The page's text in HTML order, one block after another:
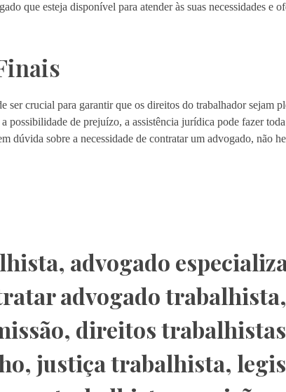
que esteja disponível para atender às suas necessidades e
ser crucial para garantir que os direitos do trabalhador sejam
possibilidade de prejuízo, a assistência jurídica pode fazer
dúvida sobre a necessidade de contratar um advogado, não
, advogado
advogado trabalhista,
, direitos trabalhistas
, justiça trabalhista,